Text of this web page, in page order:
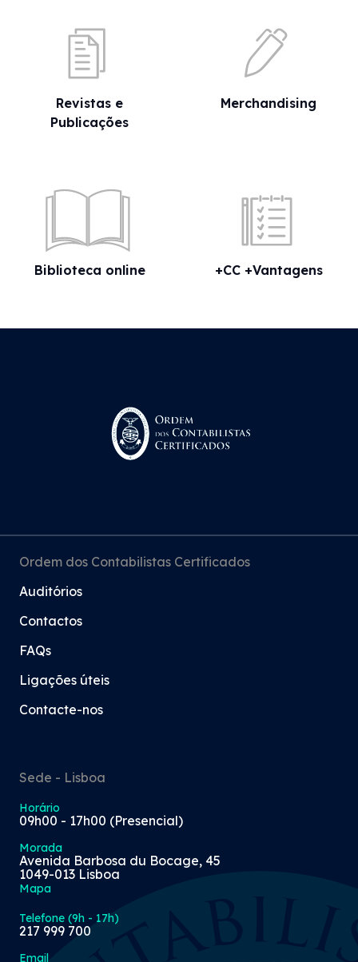
Revistas e
Publicações
Merchandising
Biblioteca online +CC +Vantagens
Ordem dos Contabilistas Certificados
Auditórios
Contactos
FAQs
Ligações úteis
Contacte-nos
Sede - Lisboa
Horário
09h00 - 17h00 (Presencial)
Morada
Avenida Barbosa du Bocage, 45
1049-013 Lisboa
Mapa
Telefone (9h - 17h)
217 999 700
Email